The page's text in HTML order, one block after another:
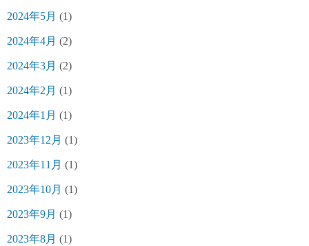
2024年5月 (1)
2024年4月 (2)
2024年3月 (2)
2024年2月 (1)
2024年1月 (1)
2023年12月 (1)
2023年11月 (1)
2023年10月 (1)
2023年9月 (1)
2023年8月 (1)